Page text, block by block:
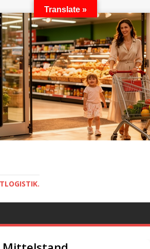
Translate »